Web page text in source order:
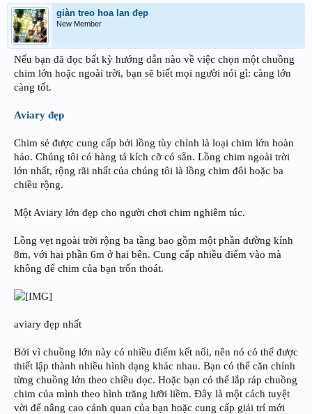
giàn treo hoa lan đẹp
New Member
Nếu bạn đã đọc bất kỳ hướng dẫn nào về việc chọn một chuồng
chim lớn hoặc ngoài trời, bạn sẽ biết mọi người nói gì: càng lớn
càng tốt.
Aviary đẹp
Chim sẻ được cung cấp bởi lồng tùy chỉnh là loại chim lớn hoàn
hảo. Chúng tôi có hàng tá kích cỡ có sẵn. Lồng chim ngoài trời
lớn nhất, rộng rãi nhất của chúng tôi là lồng chim đôi hoặc ba
chiều rộng.
Một Aviary lớn đẹp cho người chơi chim nghiêm túc.
Lồng vẹt ngoài trời rộng ba tầng bao gồm một phần đường kính
8m, với hai phần 6m ở hai bên. Cung cấp nhiều điểm vào mà
không để chim của bạn trốn thoát.
aviary đẹp nhất
Bởi vì chuồng lớn này có nhiều điểm kết nối, nên nó có thể được
thiết lập thành nhiều hình dạng khác nhau. Bạn có thể căn chỉnh
từng chuồng lớn theo chiều dọc. Hoặc bạn có thể lắp ráp chuồng
chim của mình theo hình trăng lưỡi liềm. Đây là một cách tuyệt
vời để nâng cao cảnh quan của bạn hoặc cung cấp giải trí mới